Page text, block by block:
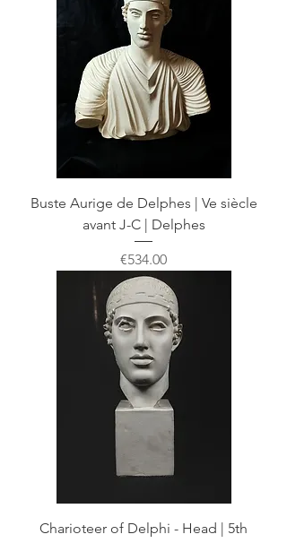
Buste Aurige de Delphes | Ve siècle
avant J-C | Delphes
Price
€534.00
Charioteer of Delphi - Head | 5th